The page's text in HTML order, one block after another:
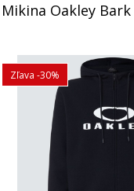
Mikina Oakley
Zľava -30%